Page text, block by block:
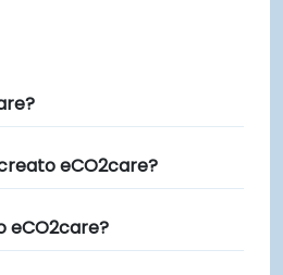
eCO2care?
eCO2care?